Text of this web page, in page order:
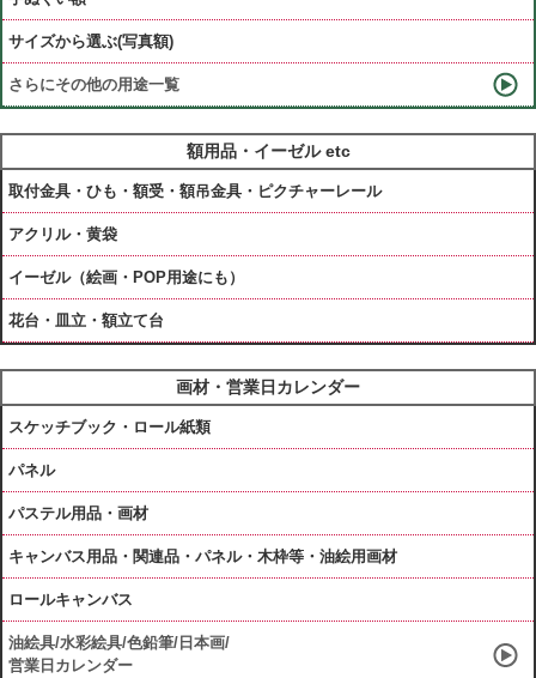
サイズから選ぶ(写真額)
さらにその他の用途一覧
額用品・イーゼル etc
取付金具・ひも・額受・額吊金具・ピクチャーレール
アクリル・黄袋
イーゼル（絵画・POP用途にも）
花台・皿立・額立て台
画材・営業日カレンダー
スケッチブック・ロール紙類
パネル
パステル用品・画材
キャンバス用品・関連品・パネル・木枠等・油絵用画材
ロールキャンバス
油絵具/水彩絵具/色鉛筆/日本画/
営業日カレンダー